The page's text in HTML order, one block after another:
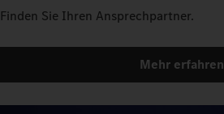
Finden Sie Ihren Ansprechpartner.
Mehr erfahren